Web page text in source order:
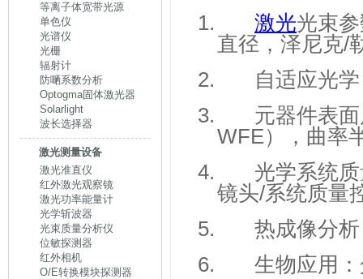
等离子体宽带光源
单色仪
光谱仪
光栅
辐射计
防嗮系数分析
Optogma固体激光器
Solarlight
波长选择器
激光测量设备
激光准直仪
红外激光观察镜
激光功率能量计
光学斩波器
光束质量分析仪
位敏探测器
红外相机
O/E转换模块探测器
1. 激光光束
直径，泽尼克/
2. 自适应光
3. 元器件表
WFE），曲率
4. 光学系统
镜头/系统质量
5. 热成像分
6. 生物应用